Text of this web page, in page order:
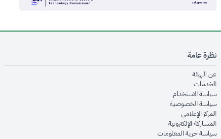
نظرة عامة
عن الهيئةopens in new window
الخدماتopens in new window
سياسة الاستخدام
سياسة الخصوصيةopens in new window
المركز الإعلاميopens in new window
المشاركة الإلكترونيةopens in new window
سياسة حرية المعلوماتopens in new window